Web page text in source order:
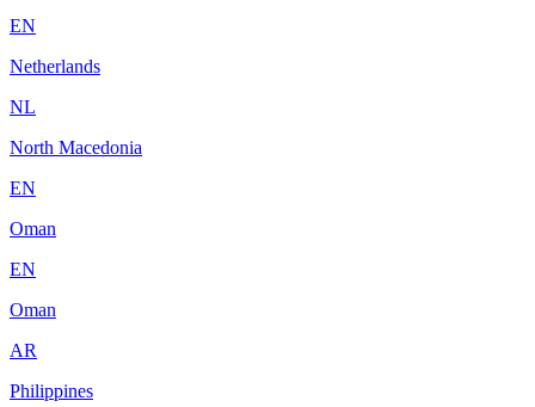
EN
Netherlands
NL
North Macedonia
EN
Oman
EN
Oman
AR
Philippines